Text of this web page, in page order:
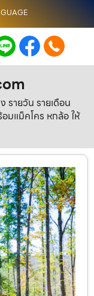
รายวัน รายเดือน
มแม็คโคร หกล้อ ให้